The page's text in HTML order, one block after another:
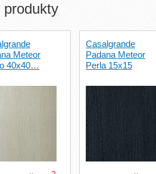
Meteor
40x40…
Casalgrande
Padana Meteor
Perla 15x15